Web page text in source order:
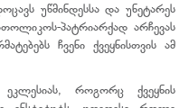
უწმინდესსა და უნეტარეს
პატრიარქად არჩევას
ჩვენი ქვეყნისთვის ამ
როგორც ქვეყნის